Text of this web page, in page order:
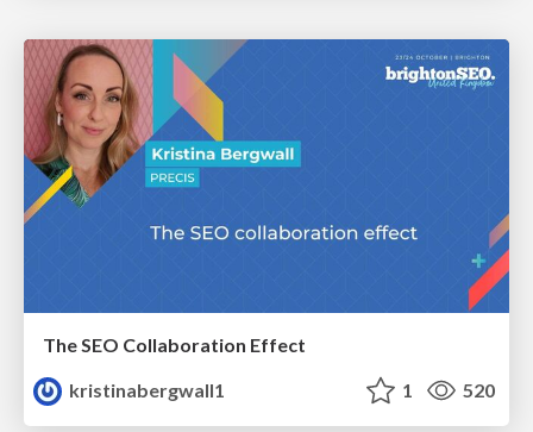
The SEO Collaboration Effect
kristinabergwall1
1 520